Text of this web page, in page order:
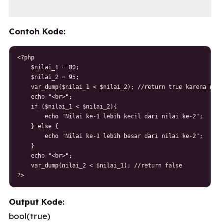
Contoh Kode:
<?php
    $nilai_1 = 80;
    $nilai_2 = 95;
var_dump($nilai_1 < $nilai_2); //return true karena
    echo "<br>";
    if ($nilai_1 < $nilai_2){
        echo "Nilai ke-1 lebih kecil dari nilai ke-2";
    } else {
        echo "Nilai ke-1 lebih besar dari nilai ke-2";
    }
    echo "<br>";
    var_dump(nilai_2 < $nilai_1); //return false
?>
Output Kode:
bool(true)